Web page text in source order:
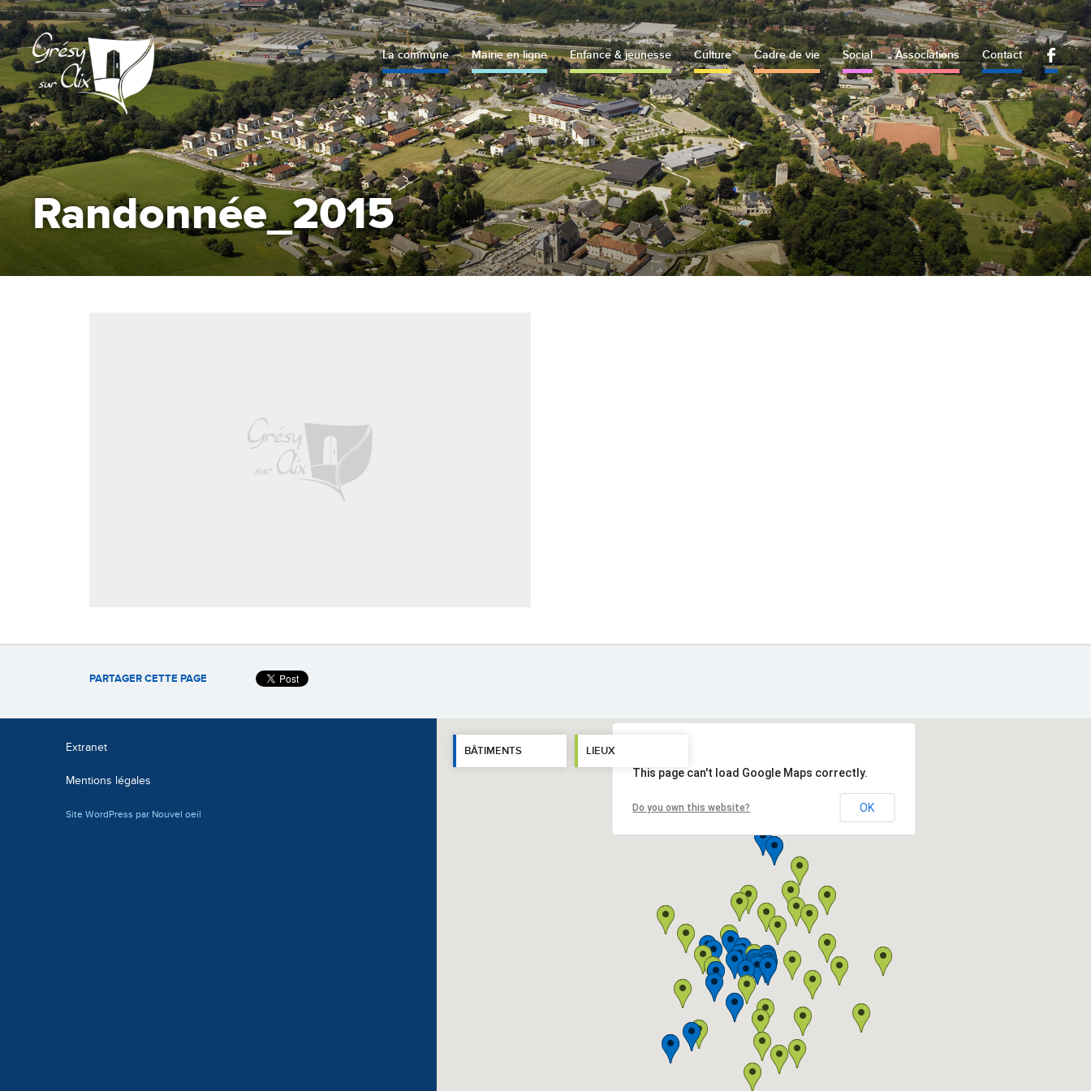
La commune Mairie en ligne Enfance & jeunesse Culture Cadre de vie Social Associations Contact
Randonnée_2015
PARTAGER CETTE PAGE
Extranet
Mentions légales
Site WordPress par Nouvel oeil
BÂTIMENTS
LIEUX
This page can't load Google Maps correctly.
Do you own this website? OK